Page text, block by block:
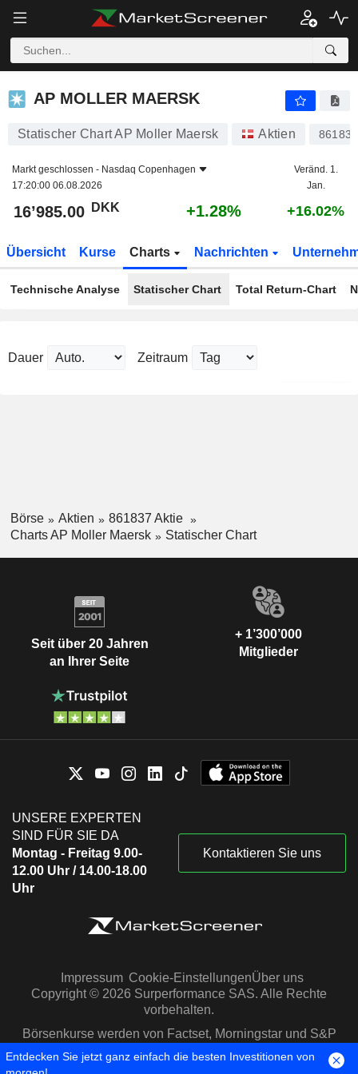
AP MOLLER MAERSK
AP MOLLER MAERSK
Statischer Chart AP Moller Maersk Aktien 861837
Markt geschlossen - Nasdaq Copenhagen
17:20:00 06.08.2026
Veränd. 1.
Jan.
16’985.00 DKK +1.28% +16.02%
Übersicht Kurse Charts Nachrichten
Technische Analyse Statischer Chart Total Return-Chart
Dauer Zeitraum
Börse Aktien
861837 Aktie
Charts AP Moller Maersk
Statischer Chart
Seit über 20 Jahren
an Ihrer Seite
+ 1’300’000
Mitglieder
UNSERE EXPERTEN
SIND FÜR SIE DA
Montag - Freitag 9.00-
12.00 Uhr / 14.00-18.00
Uhr
Kontaktieren Sie uns
Impressum Cookie-EinstellungenÜber uns
Copyright © 2026 Surperformance SAS. Alle Rechte
vorbehalten.
Börsenkurse werden von Factset, Morningstar und S&P
Capital IQ zur Verfügung gestellt
Entdecken Sie jetzt ganz einfach die besten Investitionen von